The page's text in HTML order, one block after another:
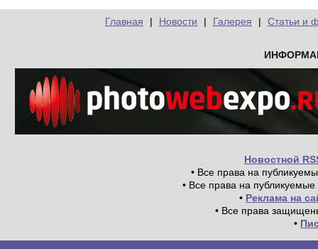
Главная | Новости | Галерея | Статьи и
Новостной
• Все права на
• Все права на
• Реклама на
• Все права
•